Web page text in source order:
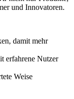
und Innovatoren.
damit mehr
erfahrene Nutzer
Weise